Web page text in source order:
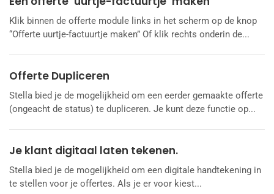
Klik binnen de offerte module links in het scherm op de knop
“Offerte uurtje-factuurtje maken” Of klik rechts onderin de...
Offerte Dupliceren
Stella bied je de mogelijkheid om een eerder gemaakte offerte
(ongeacht de status) te dupliceren. Je kunt deze functie op...
Je klant digitaal laten tekenen.
Stella bied je de mogelijkheid om een digitale handtekening in
te stellen voor je offertes. Als je er voor kiest...